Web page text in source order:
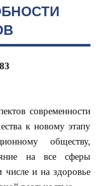
современности
к новому этапу
обществу,
на все сферы
числе и на здоровье